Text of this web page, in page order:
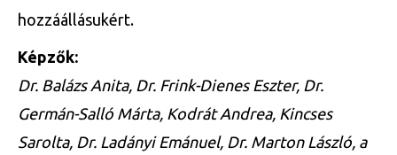
hozzáállásukért.
Képzők:
Dr. Balázs Anita, Dr. Frink-Dienes Eszter, Dr.
Germán-Salló Márta, Kodrát Andrea, Kincses
Sarolta, Dr. Ladányi Emánuel, Dr. Marton László, a